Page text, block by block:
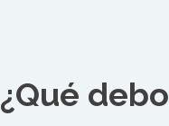
¿Qué